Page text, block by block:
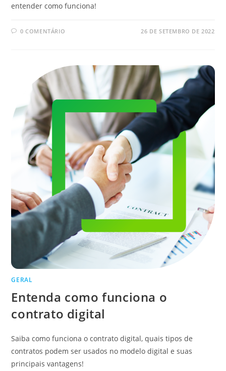
entender como funciona!
0 COMENTÁRIO 26 DE SETEMBRO DE 2022
GERAL
Entenda como funciona o
contrato digital
Saiba como funciona o contrato digital, quais tipos de
contratos podem ser usados no modelo digital e suas
principais vantagens!